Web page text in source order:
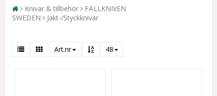
Knivar & tillbehör
FÄLLKNIVEN
SWEDEN
Jakt-/Styckknivar
Art.nr 48